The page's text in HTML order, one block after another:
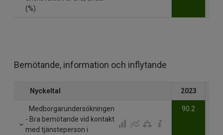
(%)
Bemötande, information och inflytande
Nyckeltal 2023
Medborgarundersökningen
- Bra bemötande vid kontakt
med tjänsteperson i
90.2